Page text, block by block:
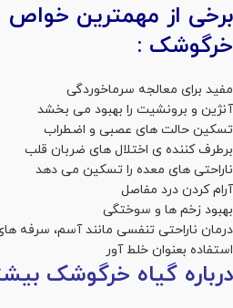
برخی از مهمترین
خرگوشک :
مفید برای معالجه سرماخوردگی
آنژین و برونشیت را بهبود می بخشد
تسکین حالت های عصبی و اضطراب
برطرف کننده ی اختلال های ضربان قلب
ناراحتی های معده را تسکین می دهد
آرام کردن درد مفاصل
بهبود زخم ها و سوختگی
درمان ناراحتی تنفسی مانند آسم، سرفه
استفاده بعنوان خلط آور
درباره گیاه خرگوشک